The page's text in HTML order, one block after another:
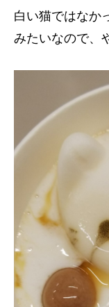
白い猫ではなか
みたいなので、